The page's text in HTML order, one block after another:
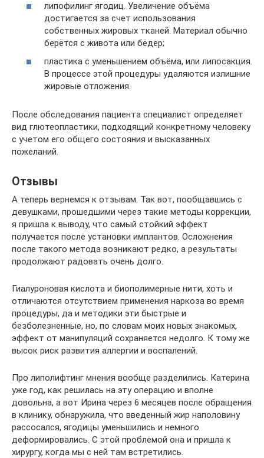
липофилинг ягодиц. Увеличение объёма
достигается за счет использования
собственных жировых тканей. Материал обычно
берётся с живота или бёдер;
пластика с уменьшением объёма, или липосакция.
В процессе этой процедуры удаляются излишние
жировые отложения.
После обследования пациента специалист определяет
вид глютеопластики, подходящий конкретному человеку
с учетом его общего состояния и высказанных
пожеланий.
Отзывы
А теперь вернемся к отзывам. Так вот, пообщавшись с
девушками, прошедшими через такие методы коррекции,
я пришла к выводу, что самый стойкий эффект
получается после установки имплантов. Осложнения
после такого метода возникают редко, а результаты
продолжают радовать очень долго.
Гиалуроновая кислота и биополимерные нити, хоть и
отличаются отсутствием применения наркоза во время
процедуры, да и методики эти быстрые и
безболезненные, но, по словам моих новых знакомых,
эффект от манипуляций сохраняется недолго. К тому же
высок риск развития аллергии и воспалений.
Про липолифтинг мнения вообще разделились. Катерина
уже год, как решилась на эту операцию и вполне
довольна, а вот Ирина через 6 месяцев после обращения
в клинику, обнаружила, что введенный жир наполовину
рассосался, ягодицы уменьшились и немного
деформировались. С этой проблемой она и пришла к
хирургу, когда мы с ней там встретились.